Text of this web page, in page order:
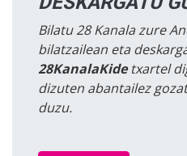
Bilatu 28 Kanala zure
bilatzailean eta
28KanalaKidetxartel
dizuten abantailez
duzu.